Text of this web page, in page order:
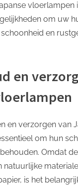
vloerlampen
om uw
en
en
en verzorgen van
om hun
Omdat
natuurlijke
is het